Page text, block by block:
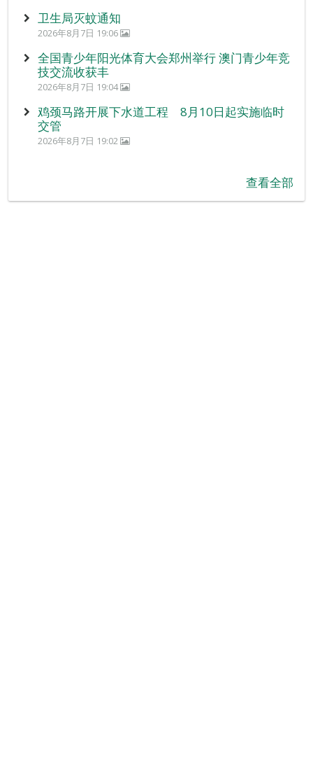
卫生局灭蚊通知
2026年8月7日 19:06
全国青少年阳光体育大会郑州举行 澳门青少年竞
技交流收获丰
2026年8月7日 19:04
鸡颈马路开展下水道工程 8月10日起实施临时
交管
2026年8月7日 19:02
查看全部